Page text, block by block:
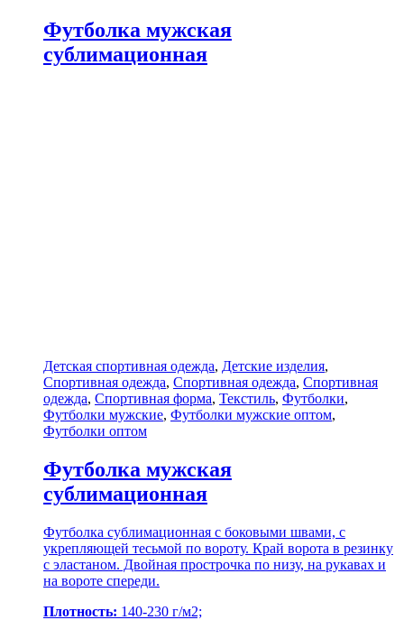
Футболка мужская
сублимационная
Детская спортивная одежда, Детские изделия,
Спортивная одежда, Спортивная одежда, Спортивная
одежда, Спортивная форма, Текстиль, Футболки,
Футболки мужские, Футболки мужские оптом,
Футболки оптом
Футболка мужская
сублимационная
Футболка сублимационная с боковыми швами, с
укрепляющей тесьмой по вороту. Край ворота в резинку
с эластаном. Двойная прострочка по низу, на рукавах и
на вороте спереди.
Плотность: 140-230 г/м2;